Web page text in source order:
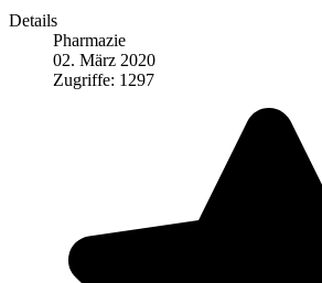
Details
Pharmazie
02. März 2020
Zugriffe: 1297